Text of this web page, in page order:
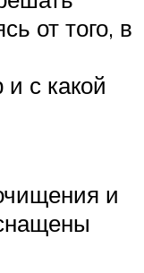
от того, в
с какой
и